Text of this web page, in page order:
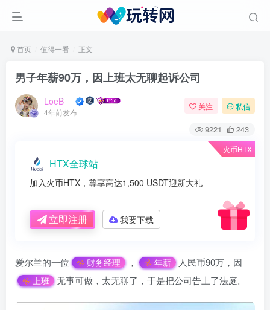
首页 值得一看 正文
男子年薪90万，因上班太无聊起诉公司
LoeB__
4年前发布
关注 私信
9221 243
火币HTX
HTX全球站
加入火币HTX，尊享高达1,500 USDT迎新大礼
立即注册 我要下载
爱尔兰的一位 财务经理 ， 年薪 人民币90万，因
上班 无事可做，太无聊了，于是把公司告上了法庭。